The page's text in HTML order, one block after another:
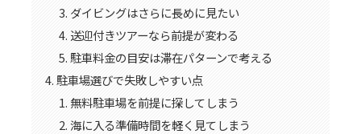
ダイビングはさらに長めに見たい
送迎付きツアーなら前提が変わる
駐車料金の目安は滞在パターンで考える
駐車場選びで失敗しやすい点
無料駐車場を前提に探してしまう
海に入る準備時間を軽く見てしまう